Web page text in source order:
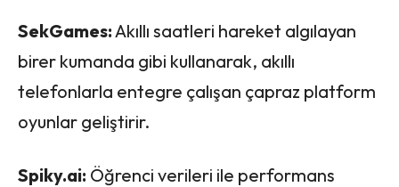
SekGames:Akıllı saatleri hareket algılayan
birer kumanda gibi kullanarak, akıllı
telefonlarla entegre çalışan çapraz platform
oyunlar geliştirir.
Spiky.ai: Öğrenci verileri ile performans